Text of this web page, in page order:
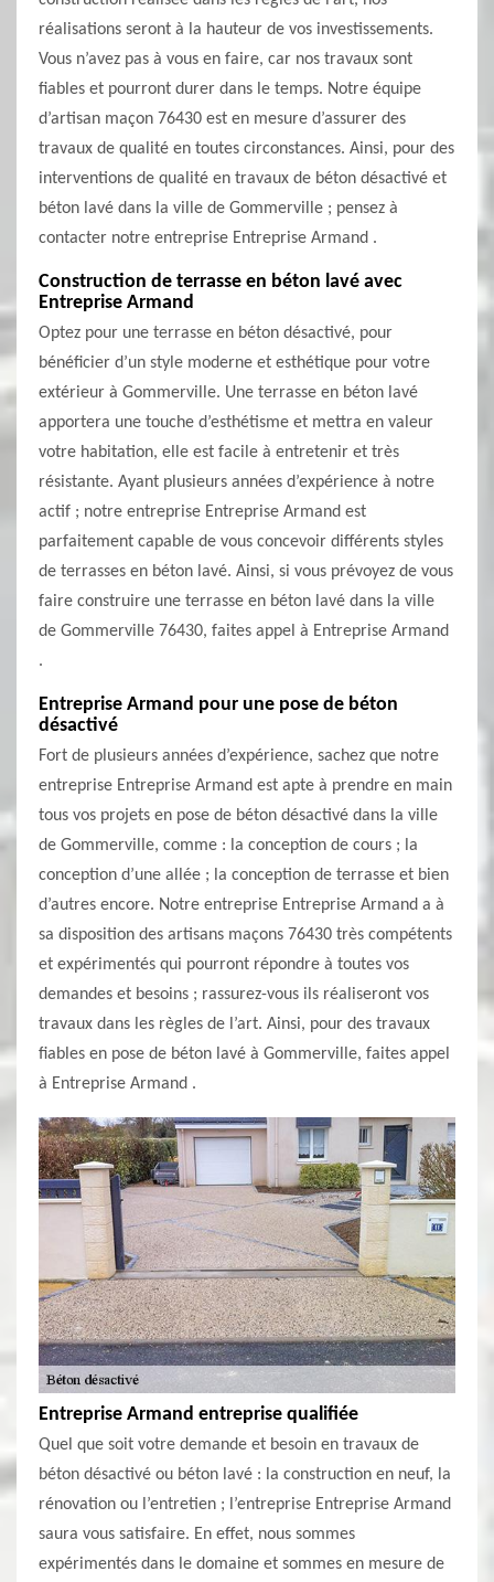
réalisations seront à la hauteur de vos investissements.
Vous n’avez pas à vous en faire, car nos travaux sont
fiables et pourront durer dans le temps. Notre équipe
d’artisan maçon 76430 est en mesure d’assurer des
travaux de qualité en toutes circonstances. Ainsi, pour des
interventions de qualité en travaux de béton désactivé et
béton lavé dans la ville de Gommerville ; pensez à
contacter notre entreprise Entreprise Armand .
Construction de terrasse en béton lavé avec
Entreprise Armand
Optez pour une terrasse en béton désactivé, pour
bénéficier d’un style moderne et esthétique pour votre
extérieur à Gommerville. Une terrasse en béton lavé
apportera une touche d’esthétisme et mettra en valeur
votre habitation, elle est facile à entretenir et très
résistante. Ayant plusieurs années d’expérience à notre
actif ; notre entreprise Entreprise Armand est
parfaitement capable de vous concevoir différents styles
de terrasses en béton lavé. Ainsi, si vous prévoyez de vous
faire construire une terrasse en béton lavé dans la ville
de Gommerville 76430, faites appel à Entreprise Armand
.
Entreprise Armand pour une pose de béton
désactivé
Fort de plusieurs années d’expérience, sachez que notre
entreprise Entreprise Armand est apte à prendre en main
tous vos projets en pose de béton désactivé dans la ville
de Gommerville, comme : la conception de cours ; la
conception d’une allée ; la conception de terrasse et bien
d’autres encore. Notre entreprise Entreprise Armand a à
sa disposition des artisans maçons 76430 très compétents
et expérimentés qui pourront répondre à toutes vos
demandes et besoins ; rassurez-vous ils réaliseront vos
travaux dans les règles de l’art. Ainsi, pour des travaux
fiables en pose de béton lavé à Gommerville, faites appel
à Entreprise Armand .
Entreprise Armand entreprise qualifiée
Quel que soit votre demande et besoin en travaux de
béton désactivé ou béton lavé : la construction en neuf, la
rénovation ou l’entretien ; l’entreprise Entreprise Armand
saura vous satisfaire. En effet, nous sommes
expérimentés dans le domaine et sommes en mesure de